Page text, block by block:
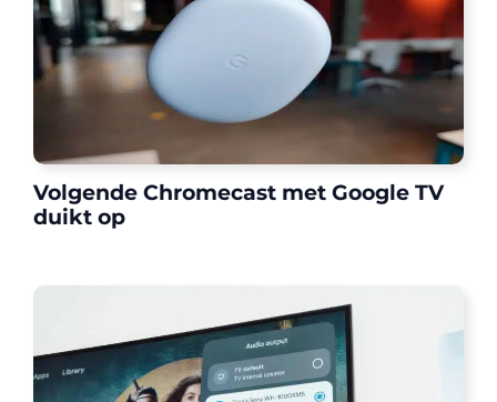
Volgende Chromecast met Google TV
duikt op